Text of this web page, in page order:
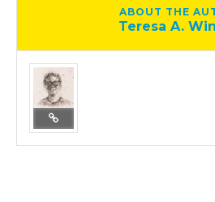
ABOUT THE
Teresa A.